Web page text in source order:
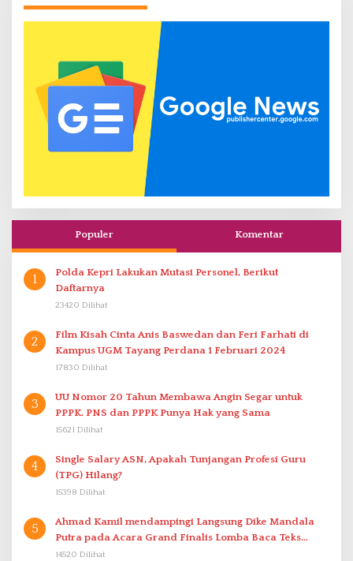
Populer Komentar
1
Polda Kepri Lakukan Mutasi Personel, Berikut
Daftarnya
23420 Dilihat
2
Film Kisah Cinta Anis Baswedan dan Feri Farhati di
Kampus UGM Tayang Perdana 1 Februari 2024
17830 Dilihat
3
UU Nomor 20 Tahun Membawa Angin Segar untuk
PPPK. PNS dan PPPK Punya Hak yang Sama
15621 Dilihat
4
Single Salary ASN, Apakah Tunjangan Profesi Guru
(TPG) Hilang?
15398 Dilihat
5
Ahmad Kamil mendampingi Langsung Dike Mandala
Putra pada Acara Grand Finalis Lomba Baca Teks
Proklamasi Mirip Bung Karno di Bali
14520 Dilihat